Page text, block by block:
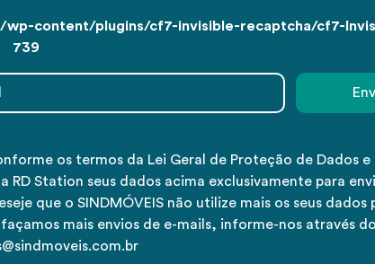
content/plugins/cf7-invisible-recaptcha/cf7-
739
os termos da Lei Geral de Proteção de Dados
Station seus dados acima exclusivamente para
que o SINDMÓVEIS não utilize mais os seus dados
mais envios de e-mails, informe-nos através do